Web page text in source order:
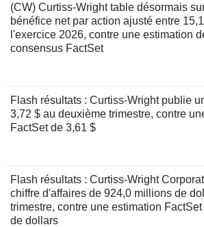
(CW) Curtiss-Wright table désormais
bénéfice net par action ajusté entre
l'exercice 2026, contre une estimation
consensus FactSet
Flash résultats : Curtiss-Wright publie
3,72 $ au deuxième trimestre, contre
FactSet de 3,61 $
Flash résultats : Curtiss-Wright
chiffre d'affaires de 924,0 millions de
trimestre, contre une estimation
de dollars